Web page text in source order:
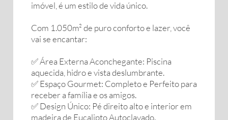
imóvel, é um estilo de vida único.
Com 1.050m² de puro conforto e lazer, você
vai se encantar:
✅ Área Externa Aconchegante: Piscina
aquecida, hidro e vista deslumbrante.
✅ Espaço Gourmet: Completo e Perfeito para
receber a família e os amigos.
✅ Design Único: Pé direito alto e interior em
madeira de Eucalipto Autoclavado.